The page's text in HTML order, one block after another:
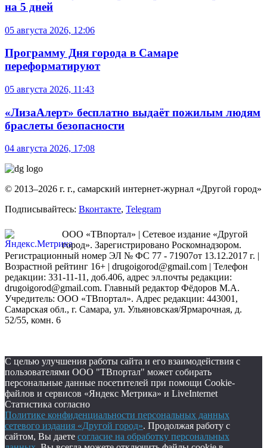
на 5 дней
05 августа 2026, 12:06
Программу Дня города в Самаре
переформатируют
05 августа 2026, 11:43
«ЛизаАлерт» бесплатно выдаёт пожилым людям
браслеты безопасности
04 августа 2026, 17:08
© 2013–2026 г. г., самарский интернет-журнал «Другой город»
Подписывайтесь: Вконтакте, Telegram
ООО «ТВпортал» | Сетевое издание «Другой
город». Зарегистрировано Роскомнадзором.
Регистрационный номер ЭЛ № ФС 77 - 71907от 13.12.2017 г. |
Возрастной рейтинг 16+ | drugoigorod@gmail.com | Телефон
редакции: 331-11-11, доб.406, адрес эл.почты редакции:
drugoigorod@gmail.com. Главный редактор Фёдоров М.А.
Учредитель: ООО «ТВпортал». Адрес редакции: 443001,
Самарская обл., г. Самара, ул. Ульяновская/Ярмарочная, д.
52/55, комн. 6
С целью улучшения работы сайта и его взаимодействия с
пользователями ООО "ТВпортал" может собирать
персональные данные посетителей при помощи Cookie-
файлов и сервисов «Яндекс Метрика» и LiveInternet
Статистика согласно
Политике конфиденциальности персональных данных
сетевого издания «Другой город». Продолжая работу с
сайтом, Вы даете согласие на обработку персональных